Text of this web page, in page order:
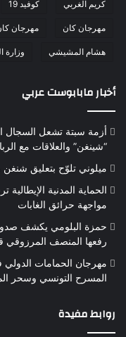
كريم الغربي كوفيد 19
مهرجان كان مهرجان كان
هشام المشيشي وزارة
أخبار مابابوست عربي
أزمة سبتة تشعل السجال
“شينغن” والعلاقات مع
ميلوني تلوّح بتعليق
الحماية المدنية
مواجهة حرائق الغابات
حمزة البلومي يكشف
رفعها المنصف المرزوقي قبل 12
المسرح التونسي وسحر
روابط مفيدة